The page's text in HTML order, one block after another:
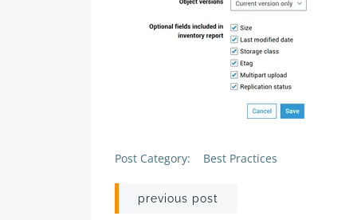
Post Category: Best Practices
Post
previous post